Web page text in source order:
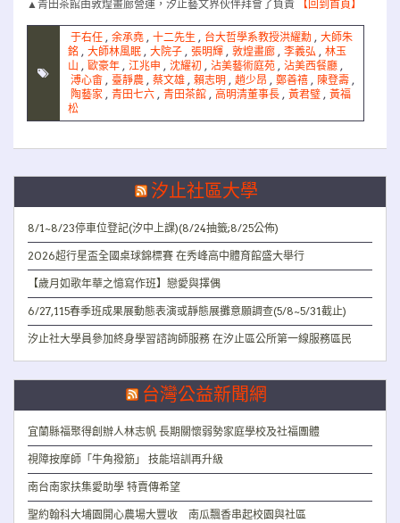
▲青田茶館由敦煌畫廊營運，汐止藝文界伙伴拜會了負責 【回到首頁】
于右任 , 余承堯 , 十二先生 , 台大哲學系教授洪耀勳 , 大師朱
銘 , 大師林風眠 , 大院子 , 張明輝 , 敦煌畫廊 , 李義弘 , 林玉
山 , 歐豪年 , 江兆申 , 沈耀初 , 沾美藝術庭苑 , 沾美西餐廳 ,
溥心畬 , 臺靜農 , 蔡文雄 , 賴志明 , 趙少昂 , 鄭善禧 , 陳登壽 ,
陶藝家 , 青田七六 , 青田茶館 , 高明清董事長 , 黃君璧 , 黃福
松
汐止社區大學
8/1~8/23停車位登記(汐中上課)(8/24抽籤;8/25公佈)
2026超行星盃全國桌球錦標賽 在秀峰高中體育館盛大舉行
【歲月如歌年華之憶寫作班】戀愛與擇偶
6/27,115春季班成果展動態表演或靜態展攤意願調查(5/8~5/31截止)
汐止社大學員參加終身學習諮詢師服務 在汐止區公所第一線服務區民
台灣公益新聞網
宜蘭縣福聚得創辦人林志帆 長期關懷弱勢家庭學校及社福團體
視障按摩師「牛角撥筋」 技能培訓再升級
南台南家扶集愛助學 特賣傳希望
聖約翰科大埔園開心農場大豐收 南瓜飄香串起校園與社區